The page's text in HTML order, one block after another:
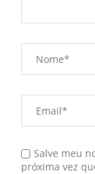
Salve meu
próxima vez